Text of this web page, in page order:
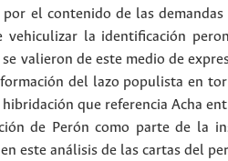
por el contenido de las
vehiculizar la identificación
valieron de este medio de
del lazo populista en
que referencia Acha
de Perón como parte de la
este análisis de las cartas del